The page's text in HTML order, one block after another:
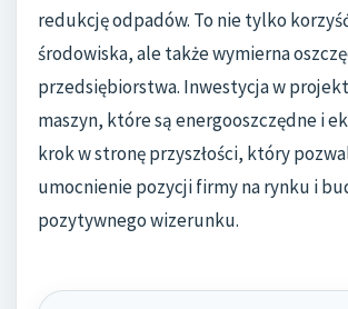
redukcję odpadów. To nie tylko
środowiska, ale także wymierna
przedsiębiorstwa. Inwestycja w
maszyn, które są energooszczędne i
krok w stronę przyszłości, który
umocnienie pozycji firmy na rynku i
pozytywnego wizerunku.